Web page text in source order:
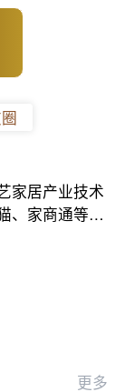
了优化和
后进行底
薄涂透明底
进行面修
细打磨工
家居产业技术
、家商通等…
更多